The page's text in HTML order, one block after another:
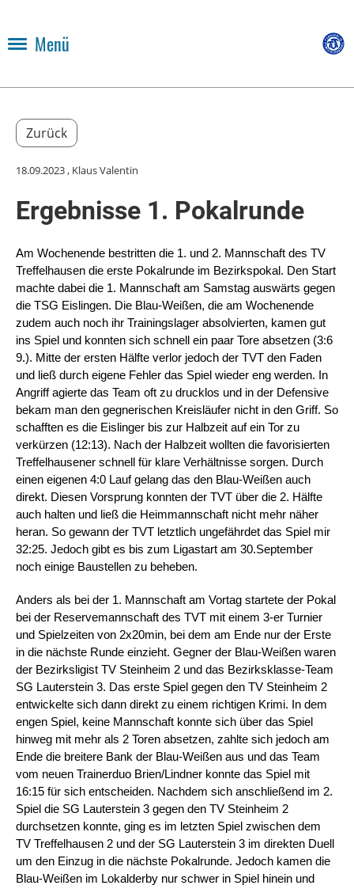
Menü
Zurück
18.09.2023, Klaus Valentin
Ergebnisse 1. Pokalrunde
Am Wochenende bestritten die 1. und 2. Mannschaft des TV
Treffelhausen die erste Pokalrunde im Bezirkspokal. Den Start
machte dabei die 1. Mannschaft am Samstag auswärts gegen
die TSG Eislingen. Die Blau-Weißen, die am Wochenende
zudem auch noch ihr Trainingslager absolvierten, kamen gut
ins Spiel und konnten sich schnell ein paar Tore absetzen (3:6
9.). Mitte der ersten Hälfte verlor jedoch der TVT den Faden
und ließ durch eigene Fehler das Spiel wieder eng werden. In
Angriff agierte das Team oft zu drucklos und in der Defensive
bekam man den gegnerischen Kreisläufer nicht in den Griff. So
schafften es die Eislinger bis zur Halbzeit auf ein Tor zu
verkürzen (12:13). Nach der Halbzeit wollten die favorisierten
Treffelhausener schnell für klare Verhältnisse sorgen. Durch
einen eigenen 4:0 Lauf gelang das den Blau-Weißen auch
direkt. Diesen Vorsprung konnten der TVT über die 2. Hälfte
auch halten und ließ die Heimmannschaft nicht mehr näher
heran. So gewann der TVT letztlich ungefährdet das Spiel mir
32:25. Jedoch gibt es bis zum Ligastart am 30.September
noch einige Baustellen zu beheben.
Anders als bei der 1. Mannschaft am Vortag startete der Pokal
bei der Reservemannschaft des TVT mit einem 3-er Turnier
und Spielzeiten von 2x20min, bei dem am Ende nur der Erste
in die nächste Runde einzieht. Gegner der Blau-Weißen waren
der Bezirksligist TV Steinheim 2 und das Bezirksklasse-Team
SG Lauterstein 3. Das erste Spiel gegen den TV Steinheim 2
entwickelte sich dann direkt zu einem richtigen Krimi. In dem
engen Spiel, keine Mannschaft konnte sich über das Spiel
hinweg mit mehr als 2 Toren absetzen, zahlte sich jedoch am
Ende die breitere Bank der Blau-Weißen aus und das Team
vom neuen Trainerduo Brien/Lindner konnte das Spiel mit
16:15 für sich entscheiden. Nachdem sich anschließend im 2.
Spiel die SG Lauterstein 3 gegen den TV Steinheim 2
durchsetzen konnte, ging es im letzten Spiel zwischen dem
TV Treffelhausen 2 und der SG Lauterstein 3 im direkten Duell
um den Einzug in die nächste Pokalrunde. Jedoch kamen die
Blau-Weißen im Lokalderby nur schwer in Spiel hinein und